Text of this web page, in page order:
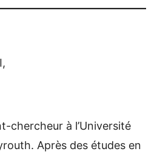
chercheur à l’Université
Après des études en